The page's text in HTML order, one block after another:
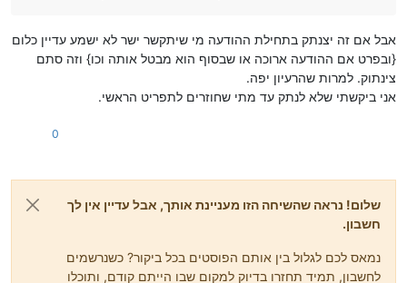
אבל אם זה יצנתק בתחילת ההודעה מי שיתקשר ישר לא ישמע עדיין כלום
{ובפרט אם ההודעה ארוכה או שבסוף הוא מבטל אותה וכו} וזה סתם
צינתוק. למרות שהרעיון יפה.
אני ביקשתי שלא לנתק עד מתי שחוזרים לתפריט הראשי.
0
שלום! נראה שהשיחה הזו מעניינת אותך, אבל עדיין אין לך
חשבון.
נמאס לכם לגלול בין אותם הפוסטים בכל ביקור? כשנרשמים
לחשבון, תמיד תחזרו בדיוק למקום שבו הייתם קודם, ותוכלו